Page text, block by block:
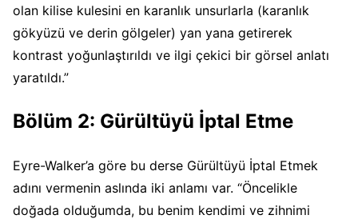
olan kilise kulesini en karanlık unsurlarla (karanlık
gökyüzü ve derin gölgeler) yan yana getirerek
kontrast yoğunlaştırıldı ve ilgi çekici bir görsel anlatı
yaratıldı.”
Bölüm 2: Gürültüyü İptal Etme
Eyre-Walker’a göre bu derse Gürültüyü İptal Etmek
adını vermenin aslında iki anlamı var. “Öncelikle
doğada olduğumda, bu benim kendimi ve zihnimi